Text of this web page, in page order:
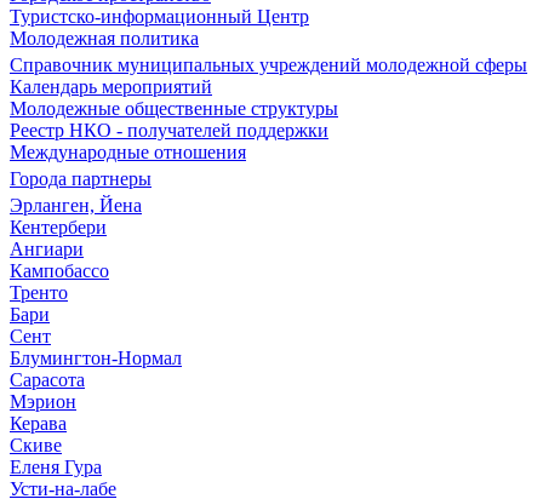
Туристско-информационный Центр
Молодежная политика
Справочник муниципальных учреждений молодежной сферы
Календарь мероприятий
Молодежные общественные структуры
Реестр НКО - получателей поддержки
Международные отношения
Города партнеры
Эрланген, Йена
Кентербери
Ангиари
Кампобассо
Тренто
Бари
Сент
Блумингтон-Нормал
Сарасота
Мэрион
Керава
Скиве
Еленя Гура
Усти-на-лабе